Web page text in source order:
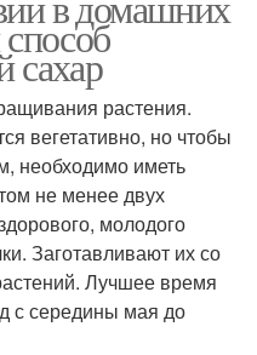
сахар
растения.
вегетативно, но чтобы
необходимо иметь
не менее двух
молодого
Заготавливают их со
Лучшее время
с середины мая до